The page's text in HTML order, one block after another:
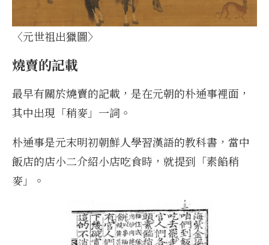
〈元世祖出獵圖〉
燒賣的記載
最早有關於燒賣的記載，是在元朝的朴通事裡面，
其中出現「稍麥」一詞。
朴通事是元末明初朝鮮人學習漢語的教科書，當中
飯店的店小二介紹小店吃食時，就提到「素餡稍
麥」。